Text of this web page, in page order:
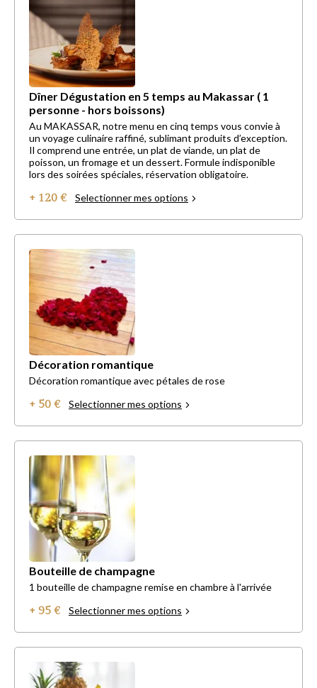
Dîner Dégustation en 5 temps au Makassar ( 1
personne - hors boissons)
Au MAKASSAR, notre menu en cinq temps vous convie à
un voyage culinaire raffiné, sublimant produits d’exception.
Il comprend une entrée, un plat de viande, un plat de
poisson, un fromage et un dessert. Formule indisponible
lors des soirées spéciales, réservation obligatoire.
+ 120 € Selectionner mes options
Décoration romantique
Décoration romantique avec pétales de rose
+ 50 € Selectionner mes options
Bouteille de champagne
1 bouteille de champagne remise en chambre à l'arrivée
+ 95 € Selectionner mes options